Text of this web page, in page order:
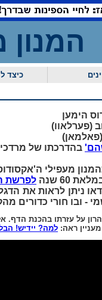
כיצד
הימען
(פערלאוו)
(פאלמאן)
בהדרכתו של
מעפילי
60 שנה
לפרשת
ניתן לראות את
- ובו חורי כדורים
על עזרתו בהכנת הדף.
ראה: למה? יידיש!